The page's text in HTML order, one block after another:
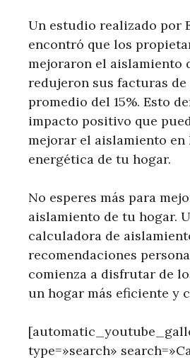
Un estudio realizado por
encontró que los
mejoraron el aislamiento
redujeron sus facturas
promedio del 15%. Esto
impacto positivo que
mejorar el aislamiento en
energética de tu hogar.
No esperes más para
aislamiento de tu hogar.
calculadora de
recomendaciones
comienza a disfrutar de
un hogar más eficiente y
type=»search»